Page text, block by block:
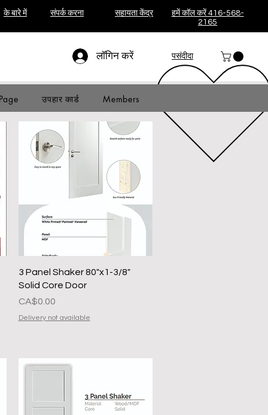
के बारे में संपर्क करना सहायता केंद्र
हमें कॉल करें 416-568-
2165
लॉगिन करें पसंदीदा
उपहार कार्ड Members
त्वरित दृश्य
3 Panel Shaker 80"x1-3/8"
Solid Core Door
मूल्य
CA$0.00
Delivery not available